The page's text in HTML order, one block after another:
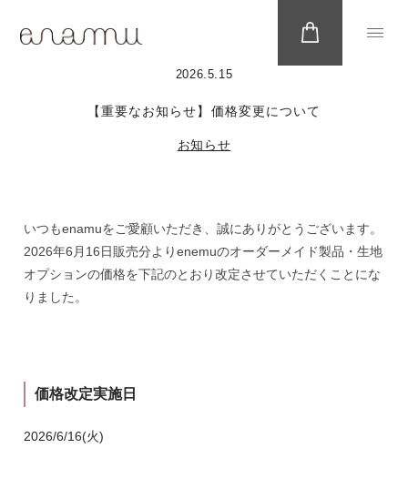
2026.5.15
【重要なお知らせ】価格変更について
お知らせ
いつもenamuをご愛顧いただき、誠にありがとうございます。
2026年6月16日販売分よりenemuのオーダーメイド製品・生地
オプションの価格を下記のとおり改定させていただくことにな
りました。
価格改定実施日
2026/6/16(火)